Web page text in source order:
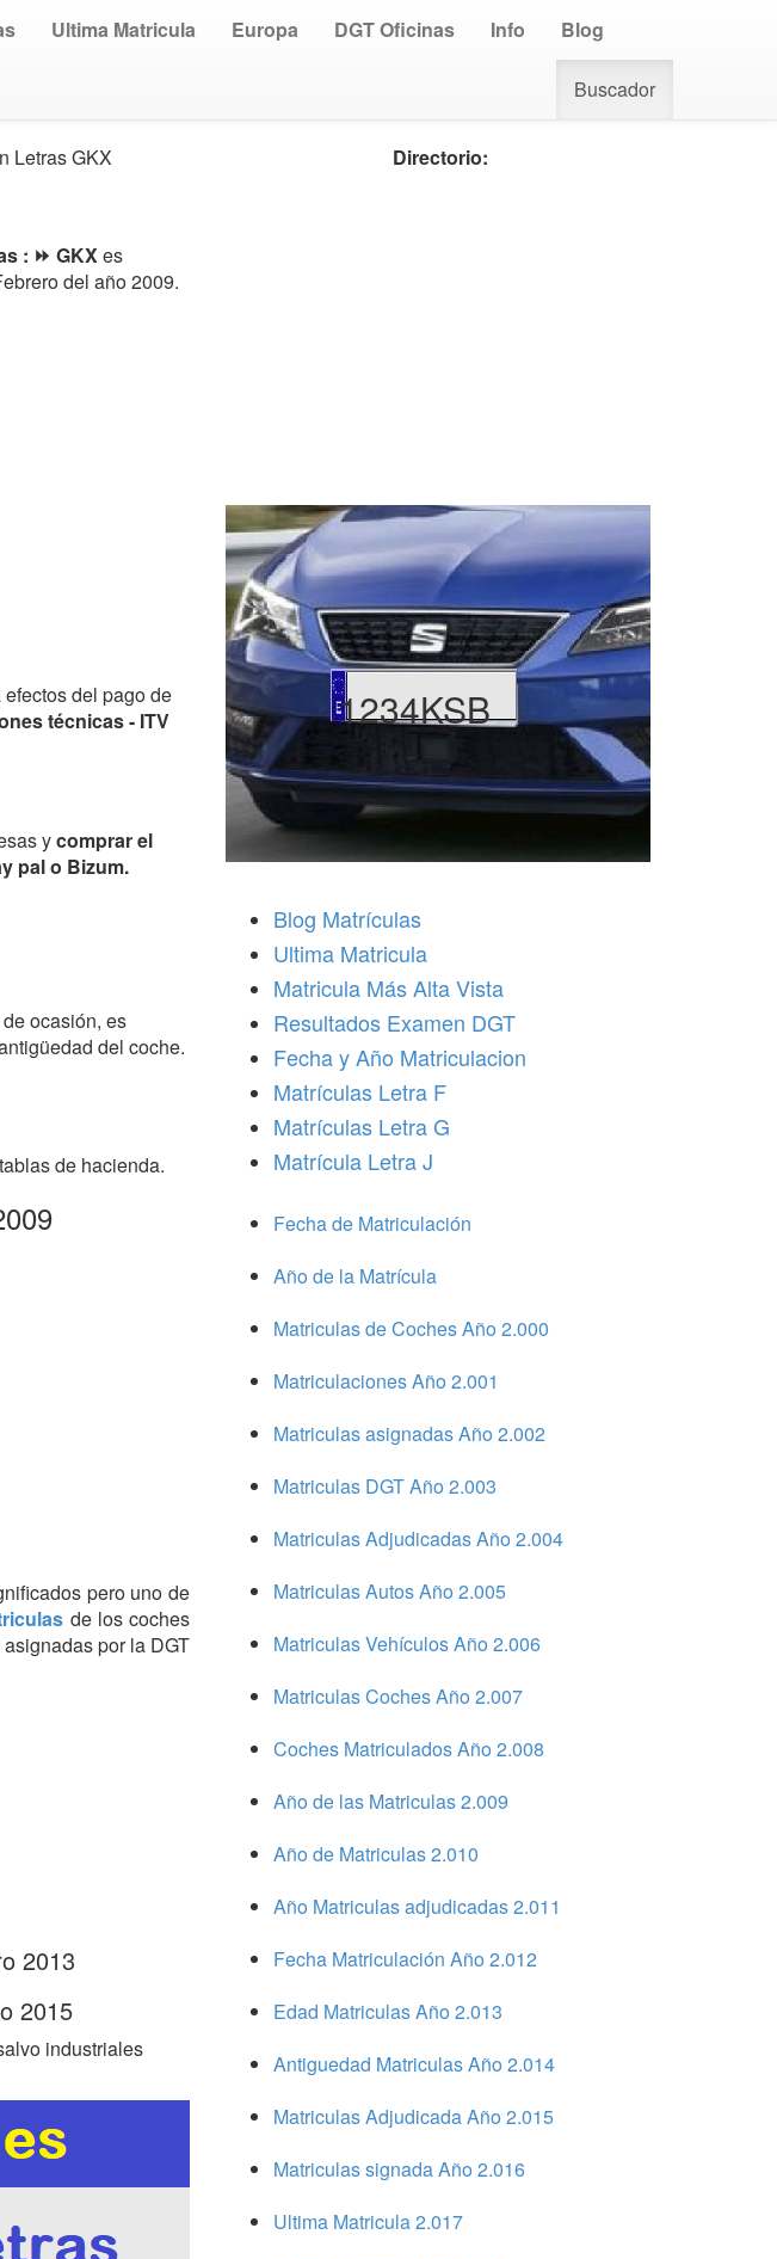
Ultima Matricula Europa DGT Oficinas Info Blog
Buscador
Letras GKX
: ⏩ GKXes
del año 2009.
efectos del pago de
técnicas - ITV
ycomprar el
pal o Bizum.
ocasión, es
del coche.
de hacienda.
pero uno de
de los coches
por la DGT
2013
2015
industriales
Directorio:
1234KSB
Blog Matrículas
Ultima Matricula
Matricula Más Alta Vista
Resultados Examen DGT
Fecha y Año Matriculacion
Matrículas Letra F
Matrículas Letra G
Matrícula Letra J
Fecha de Matriculación
Año de la Matrícula
Matriculas de Coches Año 2.000
Matriculaciones Año 2.001
Matriculas asignadas Año 2.002
Matriculas DGT Año 2.003
Matriculas Adjudicadas Año 2.004
Matriculas Autos Año 2.005
Matriculas Vehículos Año 2.006
Matriculas Coches Año 2.007
Coches Matriculados Año 2.008
Año de las Matriculas 2.009
Año de Matriculas 2.010
Año Matriculas adjudicadas 2.011
Fecha Matriculación Año 2.012
Edad Matriculas Año 2.013
Antiguedad Matriculas Año 2.014
Matriculas Adjudicada Año 2.015
Matriculas signada Año 2.016
Ultima Matricula 2.017